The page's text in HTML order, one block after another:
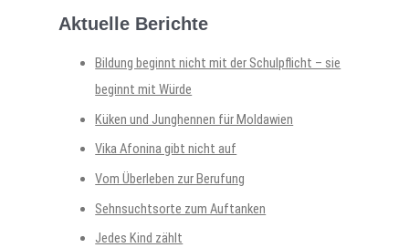
Aktuelle Berichte
Bildung beginnt nicht mit der Schulpflicht – sie
beginnt mit Würde
Küken und Junghennen für Moldawien
Vika Afonina gibt nicht auf
Vom Überleben zur Berufung
Sehnsuchtsorte zum Auftanken
Jedes Kind zählt